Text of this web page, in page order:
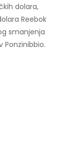
dolara,
Reebok
smanjenja
Ponzinibbio.